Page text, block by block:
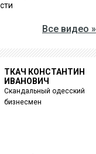
Все видео »
ТКАЧ КОНСТАНТИН
ИВАНОВИЧ
Скандальный одесский
бизнесмен